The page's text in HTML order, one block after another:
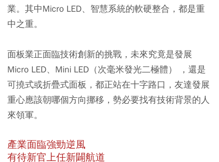
業。其中Micro LED、智慧系統的軟硬整合，都是重
中之重。
面板業正面臨技術創新的挑戰，未來究竟是發展
Micro LED、Mini LED（次毫米發光二極體） ，還是
可撓式或折疊式面板，都正站在十字路口，友達發展
重心應該朝哪個方向挪移，勢必要找有技術背景的人
來領軍。
產業面臨強勁逆風
有待新官上任新闢航道